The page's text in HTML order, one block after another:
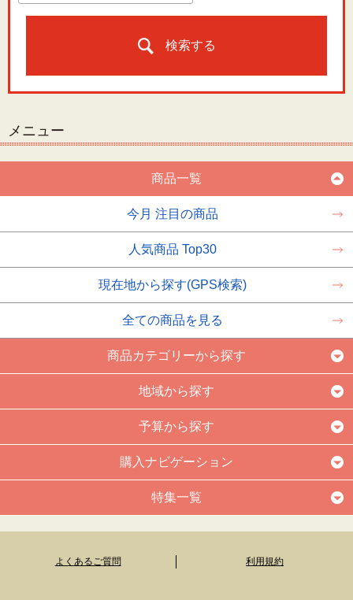
検索する
メニュー
商品一覧
今月 注目の商品
人気商品 Top30
現在地から探す(GPS検索)
全ての商品を見る
商品カテゴリーから探す
地域から探す
予算から探す
購入ナビゲーション
特集一覧
よくあるご質問 利用規約